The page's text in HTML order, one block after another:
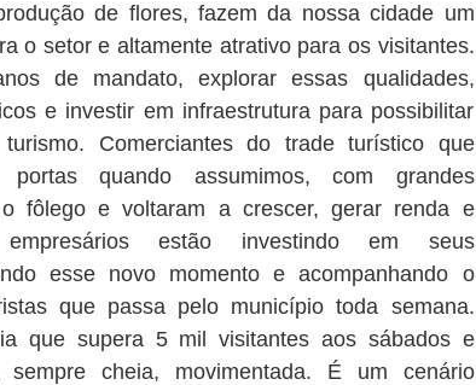
de flores, fazem da nossa cidade um
o setor e altamente atrativo para os visitantes.
de mandato, explorar essas qualidades,
e investir em infraestrutura para possibilitar
Comerciantes do trade turístico que
portas quando assumimos, com grandes
o fôlego e voltaram a crescer, gerar renda e
estão investindo em seus
esse novo momento e acompanhando o
que passa pelo município toda semana.
que supera 5 mil visitantes aos sábados e
cheia, movimentada. É um cenário